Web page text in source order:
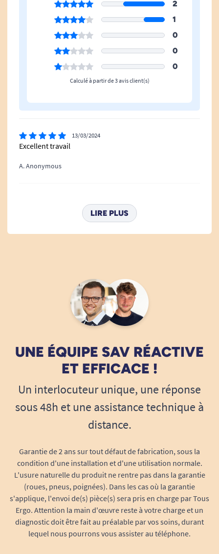
2
1
0
0
0
Calculé à partir de 3 avis client(s)
13/03/2024
Excellent travail
A. Anonymous
fauteuil, mais cela m'assurait de disposer d'un fauteuil
fonctionnel à la livraison, sans m'exposer à des
manipulations d'objets lourds. Je ne regrette vraiment
pas d'avoir fait appel à ce service.
A. Anonymous
LIRE PLUS
UNE ÉQUIPE SAV RÉACTIVE
ET EFFICACE !
Un interlocuteur unique, une réponse
sous 48h et une assistance technique à
distance.
Garantie de 2 ans sur tout défaut de fabrication, sous la
condition d'une installation et d'une utilisation normale.
L'usure naturelle du produit ne rentre pas dans la garantie
(roues, pneus, poignées). Dans les cas où la garantie
s'applique, l'envoi de(s) pièce(s) sera pris en charge par Tous
Ergo. Attention la main d'œuvre reste à votre charge et un
diagnostic doit être fait au préalable par vos soins, durant
lequel nous pourrons vous assister au téléphone.